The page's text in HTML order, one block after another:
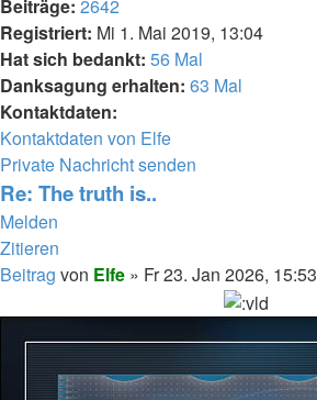
Beiträge: 2642
Registriert: Mi 1. Mai 2019, 13:04
Hat sich bedankt: 56 Mal
Danksagung erhalten: 63 Mal
Kontaktdaten:
Kontaktdaten von Elfe
Private Nachricht senden
Re: The truth is..
Melden
Zitieren
Beitrag von Elfe » Fr 23. Jan 2026, 15:53